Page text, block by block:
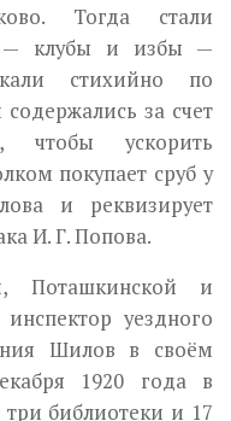
Тогда стали
— клубы и избы —
стихийно по
за счет
чтобы ускорить
покупает сруб у
и рекви­зирует
И. Г. Попова.
Поташкинской и
инспектор уездного
Шилов в своём
1920 года в
библиотеки и 17